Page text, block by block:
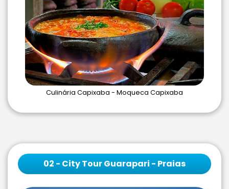
Culinária Capixaba - Moqueca Capixaba
02 - City Tour Guarapari - Praias